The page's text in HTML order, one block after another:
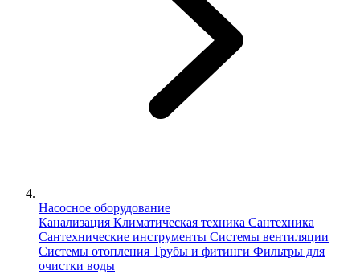
Насосное оборудование
Канализация Климатическая техника Сантехника
Сантехнические инструменты Системы вентиляции
Системы отопления Трубы и фитинги Фильтры для
очистки воды